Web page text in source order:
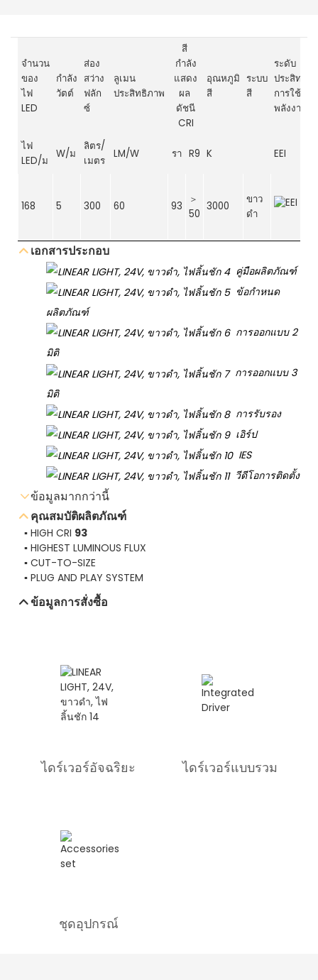
จำนวน
ของ
ไฟ
LED
กำลัง
วัตต์
ส่อง
สว่าง
ฟลัก
ซ์
ลูเมน
ประสิทธิภาพ
สี
กำลัง
แสดง
ผล
ดัชนี
CRI
อุณหภูมิ
สี
ระบบ
สี
ระดับ
ประสิทธิภ
การใช้
พลังงาน
ไฟ
LED/ม
W/ม
ลิตร/
เมตร
LM/W รา R9 K EEI
168 5 300 60 93
＞
50
3000
ขาว
ดำ
เอกสารประกอบ
คู่มือผลิตภัณฑ์
ข้อกำหนด
ผลิตภัณฑ์
การออกแบบ 2
มิติ
การออกแบบ 3
มิติ
การรับรอง
เอิร์ป
IES
วีดีโอการติดตั้ง
ข้อมูลมากกว่านี้
ส่งอีเมล์สอบถาม
ดาวน์โหลดเอกสารข้อมูล
คุณสมบัติผลิตภัณฑ์
▪ HIGH CRI 93
▪ HIGHEST LUMINOUS FLUX
▪ CUT-TO-SIZE
▪ PLUG AND PLAY SYSTEM
ข้อมูลการสั่งซื้อ
ไดร์เวอร์อัจฉริยะ ไดร์เวอร์แบบรวม
ชุดอุปกรณ์